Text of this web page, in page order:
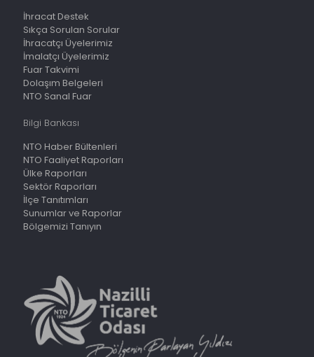
İhracat Destek
Sıkça Sorulan Sorular
İhracatçı Üyelerimiz
İmalatçı Üyelerimiz
Fuar Takvimi
Dolaşım Belgeleri
NTO Sanal Fuar
Bilgi Bankası
NTO Haber Bültenleri
NTO Faaliyet Raporları
Ülke Raporları
Sektör Raporları
İlçe Tanıtımları
Sunumlar ve Raporlar
Bölgemizi Tanıyın